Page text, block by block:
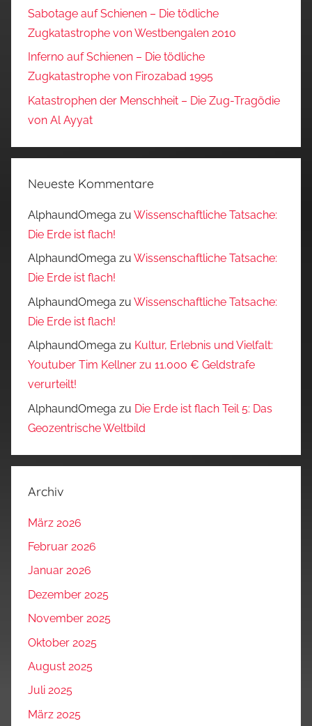
Sabotage auf Schienen – Die tödliche
Zugkatastrophe von Westbengalen 2010
Inferno auf Schienen – Die tödliche
Zugkatastrophe von Firozabad 1995
Katastrophen der Menschheit – Die Zug-Tragödie
von Al Ayyat
Neueste Kommentare
AlphaundOmega zu Wissenschaftliche Tatsache:
Die Erde ist flach!
AlphaundOmega zu Wissenschaftliche Tatsache:
Die Erde ist flach!
AlphaundOmega zu Wissenschaftliche Tatsache:
Die Erde ist flach!
AlphaundOmega zu Kultur, Erlebnis und Vielfalt:
Youtuber Tim Kellner zu 11.000 € Geldstrafe
verurteilt!
AlphaundOmega zu Die Erde ist flach Teil 5: Das
Geozentrische Weltbild
Archiv
März 2026
Februar 2026
Januar 2026
Dezember 2025
November 2025
Oktober 2025
August 2025
Juli 2025
März 2025